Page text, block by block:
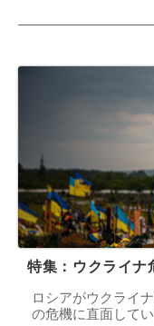
特集：ウクライナ
ロシアがウクライ
の危機に直面してい